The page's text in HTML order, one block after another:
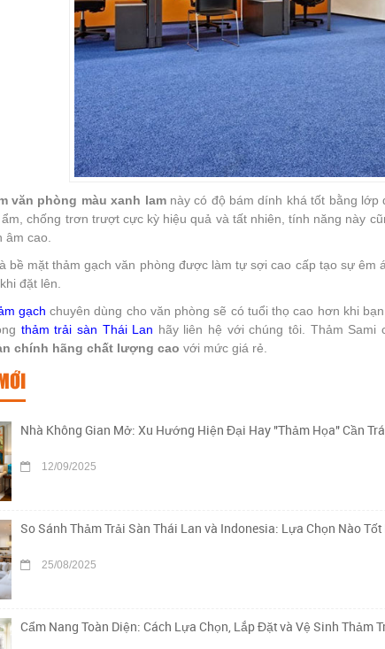
văn phòng màu xanh lamnày có độ bám dính khá tốt bằng lớp
chống trơn trượt cực kỳ hiệu quả và tất nhiên, tính năng này
âm cao.
bề mặt thảm gạch văn phòng được làm tự sợi cao cấp tạo sự êm
đặt lên.
gạch chuyên dùng cho văn phòng sẽ có tuổi thọ cao hơn khi
thảm trải sàn Thái Lan hãy liên hệ với chúng tôi. Thảm Sami
chính hãng chất lượng cao với mức giá rẻ.
Nhà Không Gian Mở: Xu Hướng Hiện Đại Hay "Thảm Họa" Cần
12/09/2025
So Sánh Thảm Trải Sàn Thái Lan và Indonesia: Lựa Chọn Nào Tốt
25/08/2025
Cẩm Nang Toàn Diện: Cách Lựa Chọn, Lắp Đặt và Vệ Sinh Thảm